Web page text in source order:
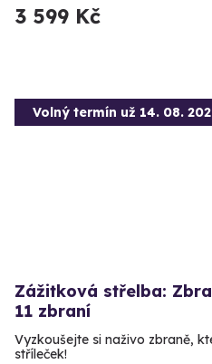
3 599 Kč
Volný termín už 14. 08.
Zážitková střelba:
11 zbraní
Vyzkoušejte si naživo zbraně,
stříleček!